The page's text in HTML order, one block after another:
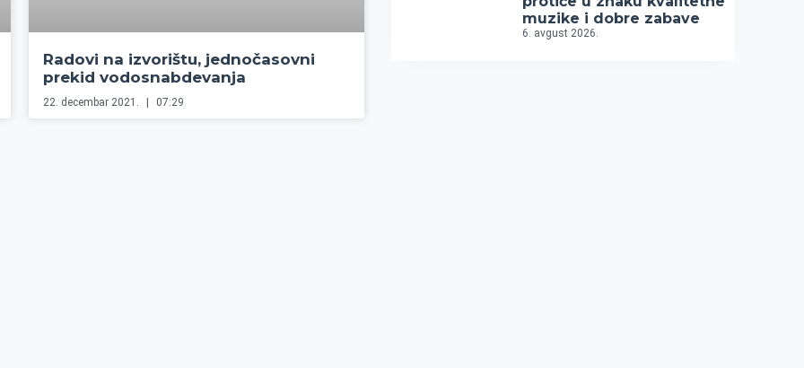
Radovi na izvorištu, jednočasovni
prekid vodosnabdevanja
22. decembar 2021. 07:29
muzike i dobre zabave
6. avgust 2026.